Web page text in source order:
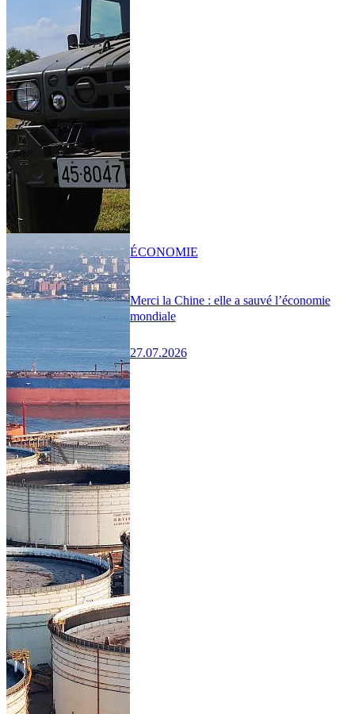
Merci la Chine : elle a sauvé l’économie
mondiale
27.07.2026
ÉCONOMIE